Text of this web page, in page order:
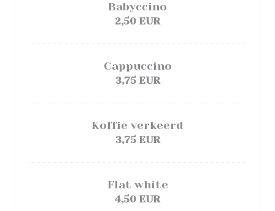
Babyccino
2,50 EUR
Cappuccino
3,75 EUR
Koffie verkeerd
3,75 EUR
Flat white
4,50 EUR